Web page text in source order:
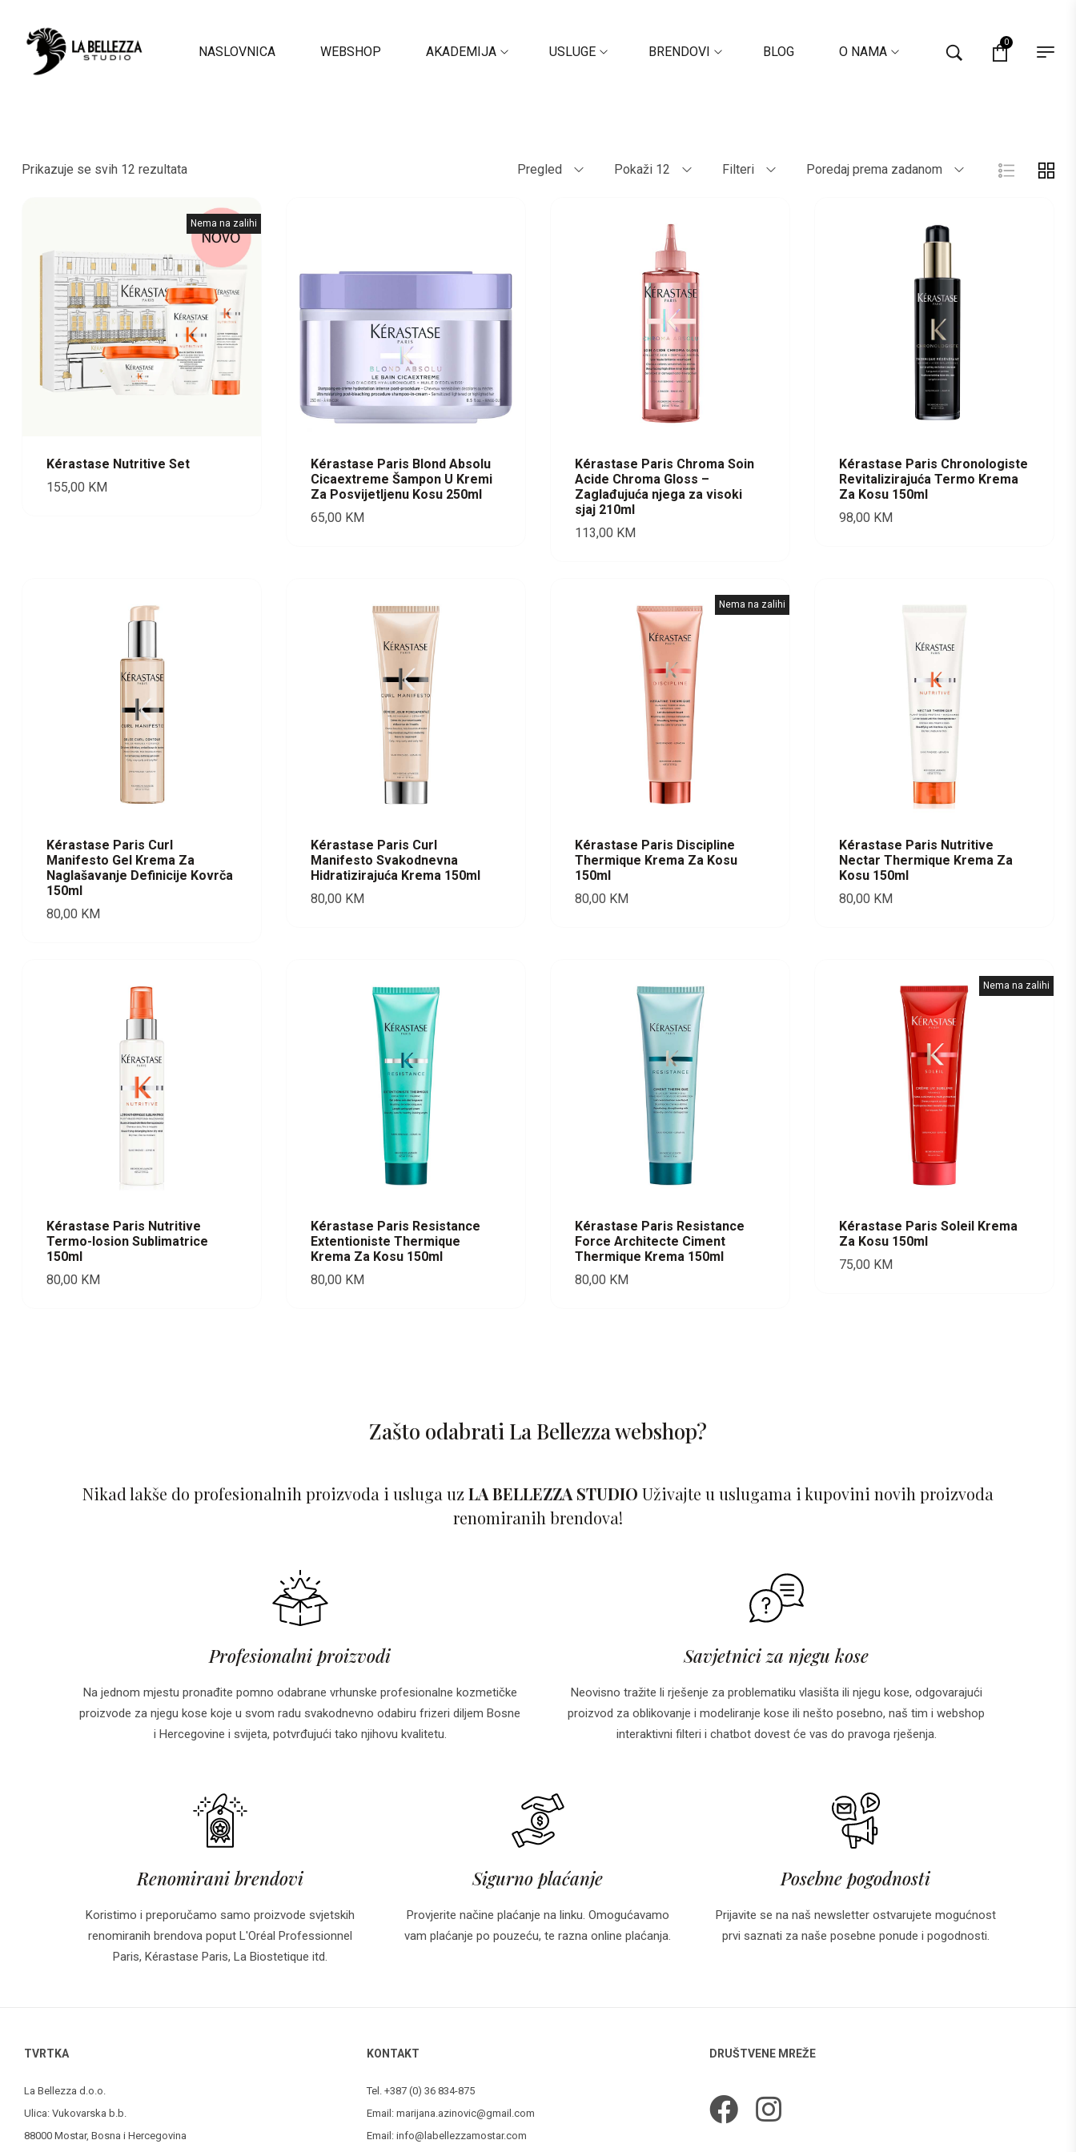
NASLOVNICA WEBSHOP AKADEMIJA USLUGE BRENDOVI BLOG O NAMA
0
Prikazuje se svih 12 rezultata Pregled Pokaži 12 Filteri Poredaj prema zadanom
Nema na zalihi
Kérastase Nutritive Set
155,00 KM
Kérastase Paris Blond Absolu
Cicaextreme Šampon U Kremi
Za Posvijetljenu Kosu 250ml
65,00 KM
Kérastase Paris Chroma Soin
Acide Chroma Gloss –
Zaglađujuća njega za visoki
sjaj 210ml
113,00 KM
Kérastase Paris Chronologiste
Revitalizirajuća Termo Krema
Za Kosu 150ml
98,00 KM
Kérastase Paris Curl
Manifesto Gel Krema Za
Naglašavanje Definicije Kovrča
150ml
80,00 KM
Kérastase Paris Curl
Manifesto Svakodnevna
Hidratizirajuća Krema 150ml
80,00 KM
Nema na zalihi
Kérastase Paris Discipline
Thermique Krema Za Kosu
150ml
80,00 KM
Kérastase Paris Nutritive
Nectar Thermique Krema Za
Kosu 150ml
80,00 KM
Kérastase Paris Nutritive
Termo-losion Sublimatrice
150ml
80,00 KM
Kérastase Paris Resistance
Extentioniste Thermique
Krema Za Kosu 150ml
80,00 KM
Kérastase Paris Resistance
Force Architecte Ciment
Thermique Krema 150ml
80,00 KM
Nema na zalihi
Kérastase Paris Soleil Krema
Za Kosu 150ml
75,00 KM
Zašto odabrati La Bellezza webshop?
Nikad lakše do profesionalnih proizvoda i usluga uz LA BELLEZZA STUDIO Uživajte u uslugama i kupovini novih proizvoda
renomiranih brendova!
Profesionalni proizvodi
Na jednom mjestu pronađite pomno odabrane vrhunske profesionalne kozmetičke
proizvode za njegu kose koje u svom radu svakodnevno odabiru frizeri diljem Bosne
i Hercegovine i svijeta, potvrđujući tako njihovu kvalitetu.
Savjetnici za njegu kose
Neovisno tražite li rješenje za problematiku vlasišta ili njegu kose, odgovarajući
proizvod za oblikovanje i modeliranje kose ili nešto posebno, naš tim i webshop
interaktivni filteri i chatbot dovest će vas do pravoga rješenja.
Renomirani brendovi
Koristimo i preporučamo samo proizvode svjetskih
renomiranih brendova poput L'Oréal Professionnel
Paris, Kérastase Paris, La Biostetique itd.
Sigurno plaćanje
Provjerite načine plaćanje na linku. Omogućavamo
vam plaćanje po pouzeću, te razna online plaćanja.
Posebne pogodnosti
Prijavite se na naš newsletter ostvarujete mogućnost
prvi saznati za naše posebne ponude i pogodnosti.
TVRTKA
La Bellezza d.o.o.
Ulica: Vukovarska b.b.
88000 Mostar, Bosna i Hercegovina
KONTAKT
Tel. +387 (0) 36 834-875
Email: marijana.azinovic@gmail.com
Email: info@labellezzamostar.com
DRUŠTVENE MREŽE